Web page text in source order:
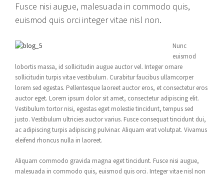
Fusce nisi augue, malesuada in commodo quis,
euismod quis orci integer vitae nisl non.
Nunc
euismod
lobortis massa, id sollicitudin augue auctor vel. Integer ornare
sollicitudin turpis vitae vestibulum. Curabitur faucibus ullamcorper
lorem sed egestas. Pellentesque laoreet auctor eros, et consectetur eros
auctor eget. Lorem ipsum dolor sit amet, consectetur adipiscing elit.
Vestibulum tortor nisi, egestas eget molestie tincidunt, tempus sed
justo. Vestibulum ultricies auctor varius. Fusce consequat tincidunt dui,
ac adipiscing turpis adipiscing pulvinar. Aliquam erat volutpat. Vivamus
eleifend rhoncus nulla in laoreet.
Aliquam commodo gravida magna eget tincidunt. Fusce nisi augue,
malesuada in commodo quis, euismod quis orci. Integer vitae nisl non